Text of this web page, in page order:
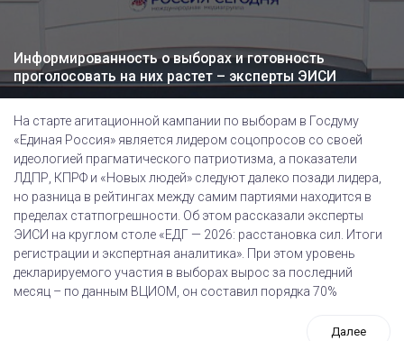
Информированность о выборах и готовность
проголосовать на них растет – эксперты ЭИСИ
На старте агитационной кампании по выборам в Госдуму
«Единая Россия» является лидером соцопросов со своей
идеологией прагматического патриотизма, а показатели
ЛДПР, КПРФ и «Новых людей» следуют далеко позади лидера,
но разница в рейтингах между самим партиями находится в
пределах статпогрешности. Об этом рассказали эксперты
ЭИСИ на круглом столе «ЕДГ — 2026: расстановка сил. Итоги
регистрации и экспертная аналитика». При этом уровень
декларируемого участия в выборах вырос за последний
месяц – по данным ВЦИОМ, он составил порядка 70%
Далее